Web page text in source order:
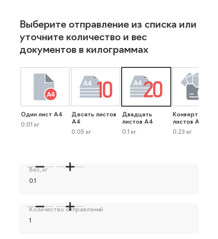
Выберите отправление из списка или
уточните количество и вес
документов в килограммах
Один лист А4
0.01 кг
Десять листов
А4
0.05 кг
Двадцать
листов А4
0.1 кг
Конверт до 40
листов А4
0.23 кг
Вес, кг
Количество отправлений